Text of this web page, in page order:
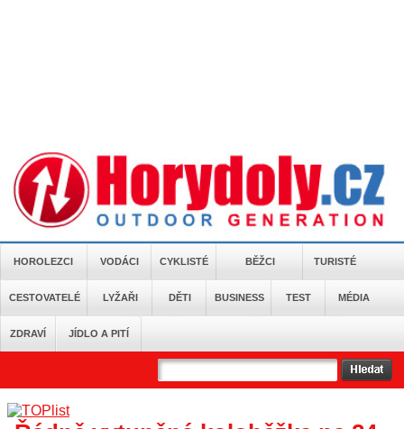
HOROLEZCI VODÁCI CYKLISTÉ BĚŽCI TURISTÉ
CESTOVATELÉ LYŽAŘI DĚTI BUSINESS TEST MÉDIA
ZDRAVÍ JÍDLO A PITÍ